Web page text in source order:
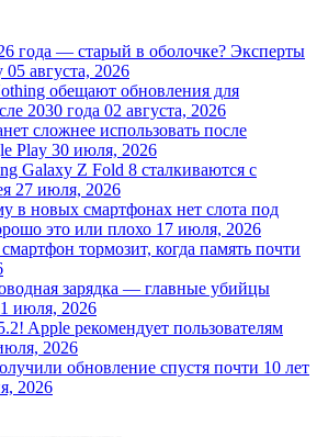
года — старый в оболочке? Эксперты
05 августа, 2026
обещают обновления для
2030 года 02 августа, 2026
сложнее использовать после
Play 30 июля, 2026
Galaxy Z Fold 8 сталкиваются с
27 июля, 2026
в новых смартфонах нет слота под
это или плохо 17 июля, 2026
тормозит, когда память почти
зарядка — главные убийцы
июля, 2026
Apple рекомендует пользователям
2026
обновление спустя почти 10 лет
2026